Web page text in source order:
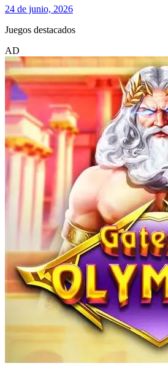
24 de junio, 2026
Juegos destacados
AD